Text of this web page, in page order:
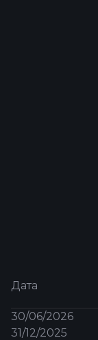
Дата
30/06/2026
31/12/2025